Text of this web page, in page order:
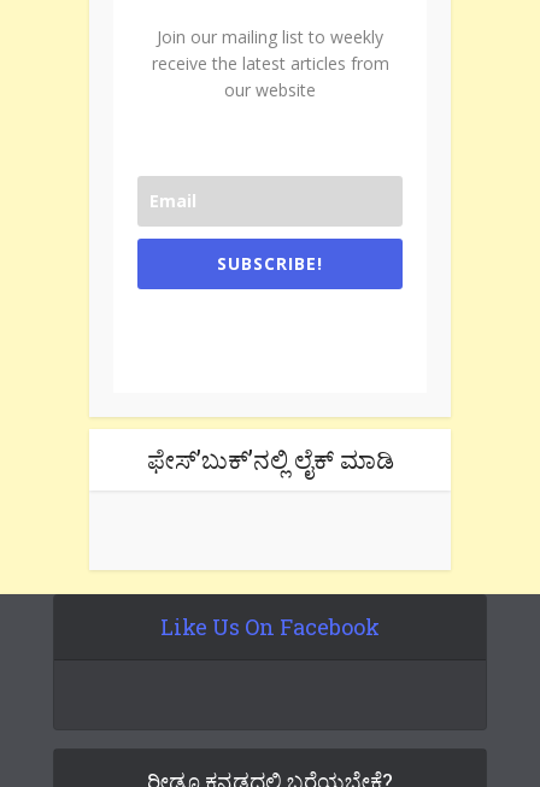
Join our mailing list to weekly
receive the latest articles from
our website
SUBSCRIBE!
ಫೇಸ್’ಬುಕ್’ನಲ್ಲಿ ಲೈಕ್ ಮಾಡಿ
Like Us On Facebook
ರೀಡೂ ಕನ್ನಡದಲ್ಲಿ ಬರೆಯಬೇಕೆ?